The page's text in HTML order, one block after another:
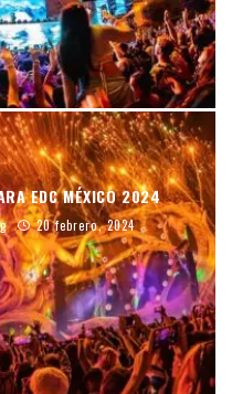
EDC MÉXICO 2024
20 febrero, 2024